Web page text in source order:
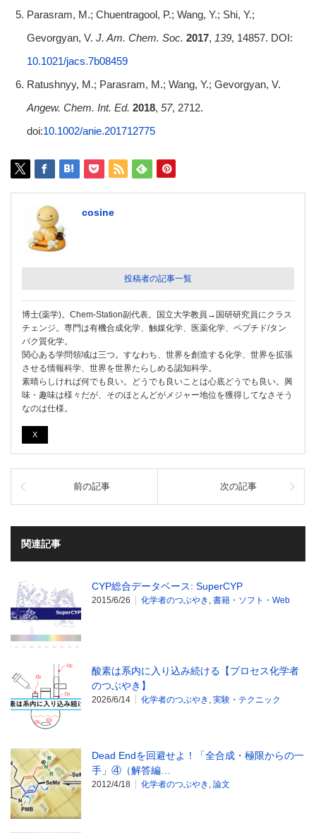
Parasram, M.; Chuentragool, P.; Wang, Y.; Shi, Y.;
Gevorgyan, V. J. Am. Chem. Soc. 2017, 139, 14857. DOI:
10.1021/jacs.7b08459
Ratushnyy, M.; Parasram, M.; Wang, Y.; Gevorgyan, V.
Angew. Chem. Int. Ed. 2018, 57, 2712.
doi:10.1002/anie.201712775
cosine
投稿者の記事一覧
博士(薬学)。Chem-Station副代表。国立大学教員→国研研究員にクラス
チェンジ。専門は有機合成化学、触媒化学、医薬化学、ペプチド/タン
パク質化学。
関心ある学問領域は三つ。すなわち、世界を創造する化学、世界を拡張
させる情報科学、世界を世界たらしめる認知科学。
素晴らしければ何でも良い。どうでも良いことは心底どうでも良い。興
味・趣味は様々だが、そのほとんどがメジャー地位を獲得してなさそう
なのは仕様。
X
前の記事 次の記事
関連記事
CYP総合データベース: SuperCYP
2015/6/26 化学者のつぶやき , 書籍・ソフト・Web
酸素は系内に入り込み続ける【プロセス化学者
のつぶやき】
2026/6/14 化学者のつぶやき , 実験・テクニック
Dead Endを回避せよ！「全合成・極限からの一
手」④（解答編…
2012/4/18 化学者のつぶやき , 論文